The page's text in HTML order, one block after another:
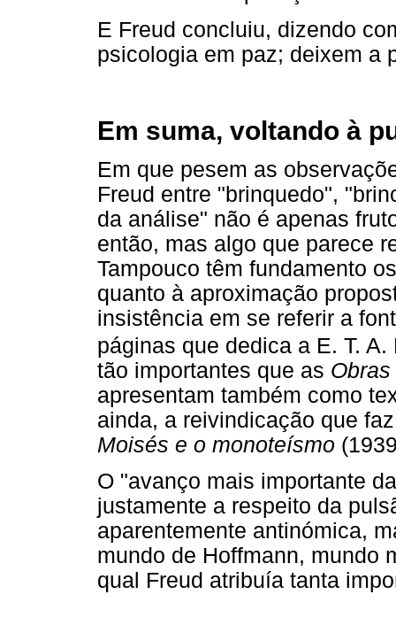
E Freud concluiu, dizendo
psicologia em paz; deixem a
Em suma, voltando à
Em que pesem as
Freud entre "brinquedo",
da análise" não é apenas
então, mas algo que parece
Tampouco têm fundamento
quanto à aproximação
insistência em se referir a
páginas que dedica a E. T. A.
tão importantes que as
apresentam também como
ainda, a reivindicação que
Moisés e o monoteísmo
O "avanço mais importante
justamente a respeito da
aparentemente antinómica,
mundo de Hoffmann, mundo
qual Freud atribuía tanta